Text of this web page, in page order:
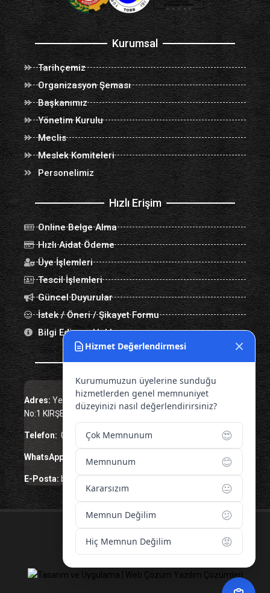
Kurumsal
Tarihçemiz
Organizasyon Şeması
Başkanımız
Yönetim Kurulu
Meclis
Meslek Komiteleri
Personelimiz
Hızlı Erişim
Online Belge Alma
Hızlı Aidat Ödeme
Üye İşlemleri
Tescil İşlemleri
Güncel Duyurular
İstek / Öneri / Şikayet Formu
Bilgi Edinme Hakkı
Bize Ulaşın
Adres: Yenice Mah. Atatürk Cad. Tüccarlar İşhanı Kat:1
No:1 KIRŞEHİR / TÜRKİYE
Telefon:0 386 213 11 86
WhatsApp: 0 544 213 11 86
E-Posta: bilgi@kirsehirtso.org.tr
© 2026 – Tüm Hakları Saklıdır.
Hizmet Değerlendirmesi
Kurumumuzun üyelerine sunduğu
hizmetlerden genel memnuniyet
düzeyinizi nasıl değerlendirirsiniz?
Çok Memnunum 😍
Memnunum 😊
Kararsızım 😐
Memnun Değilim 😕
Hiç Memnun Değilim 😡